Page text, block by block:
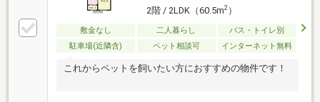
2階 / 2LDK（60.5m2）
敷金なし 二人暮らし
バス・トイレ別
駐車場(近隣含)
ペット相談可 インターネット無料
これからペットを飼いたい方におすすめの物件です！